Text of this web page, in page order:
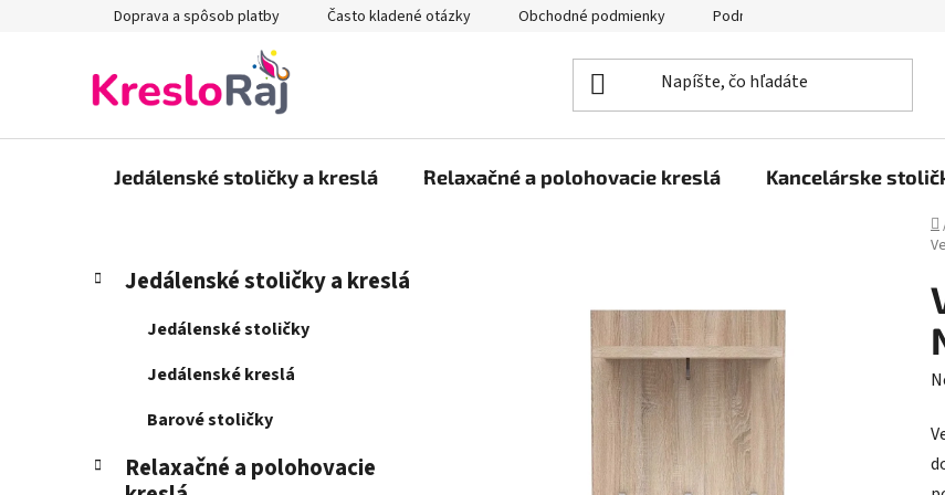
Doprava a spôsob platby Často kladené otázky Obchodné podmienky Podmienky ochrany osobných
Jedálenské stoličky a kreslá Relaxačné a polohovacie kreslá Kancelárske
B
n
Preskočiť
kategórie
K
a
e
Jedálenské stoličky a kreslá
Jedálenské stoličky
Jedálenské kreslá
Barové stoličky
Relaxačné a polohovacie
je